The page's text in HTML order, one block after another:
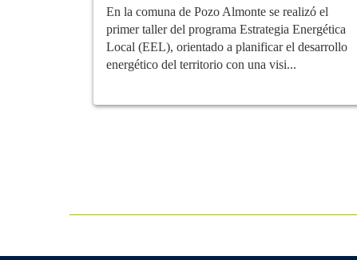
En la comuna de Pozo Almonte se realizó el
primer taller del programa Estrategia Energética
Local (EEL), orientado a planificar el desarrollo
energético del territorio con una visi...